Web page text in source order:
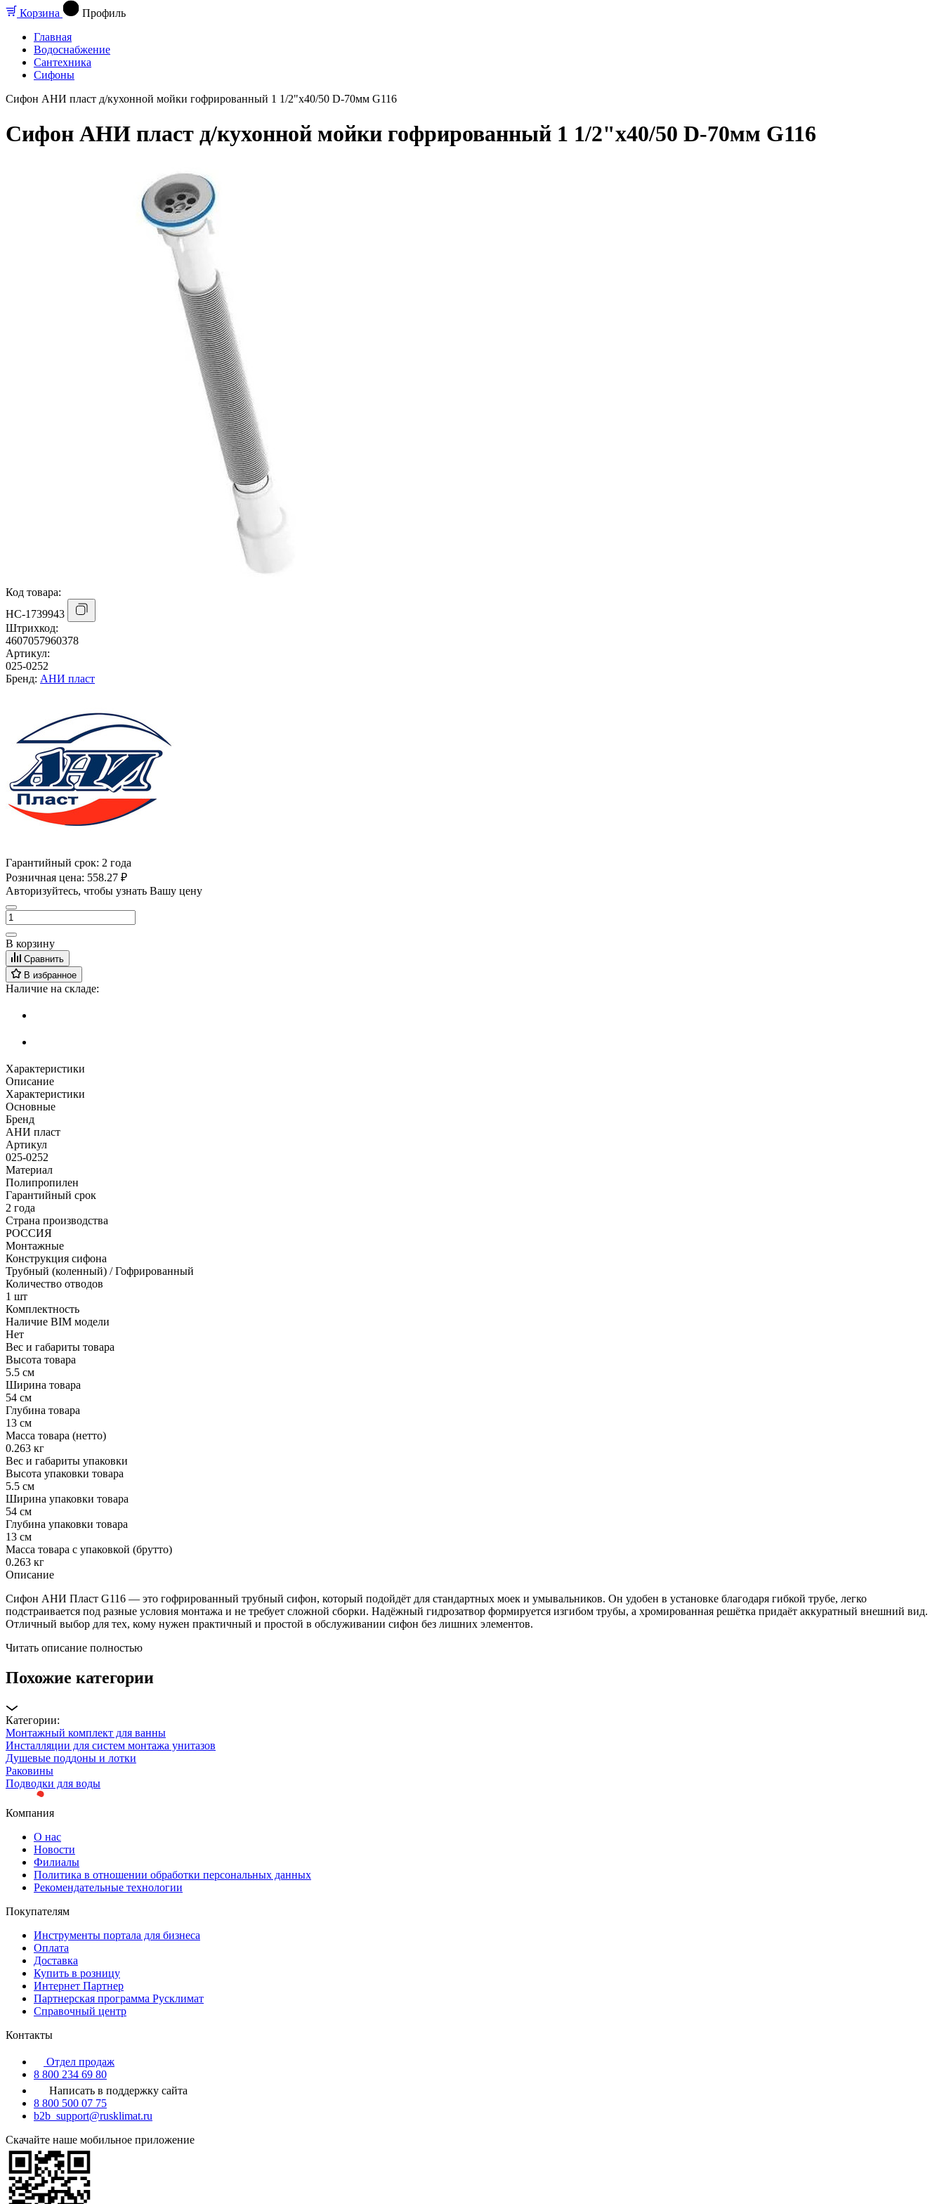
Корзина
Профиль
Главная
Водоснабжение
Сантехника
Сифоны
Сифон АНИ пласт д/кухонной мойки гофрированный 1 1/2"x40/50 D-70мм G116
Сифон АНИ пласт д/кухонной мойки гофрированный 1 1/2"x40/50 D-70мм G116
Код товара:
НС-1739943
Штрихкод:
4607057960378
Артикул:
025-0252
Бренд: АНИ пласт
Гарантийный срок: 2 года
Розничная цена: 558.27 ₽
Авторизуйтесь, чтобы узнать Вашу цену
В корзину
Сравнить
В избранное
Наличие на складе:
Характеристики
Описание
Характеристики
Основные
Бренд
АНИ пласт
Артикул
025-0252
Материал
Полипропилен
Гарантийный срок
2 года
Страна производства
РОССИЯ
Монтажные
Конструкция сифона
Трубный (коленный) / Гофрированный
Количество отводов
1 шт
Комплектность
Наличие BIM модели
Нет
Вес и габариты товара
Высота товара
5.5 см
Ширина товара
54 см
Глубина товара
13 см
Масса товара (нетто)
0.263 кг
Вес и габариты упаковки
Высота упаковки товара
5.5 см
Ширина упаковки товара
54 см
Глубина упаковки товара
13 см
Масса товара с упаковкой (брутто)
0.263 кг
Описание
Сифон АНИ Пласт G116 — это гофрированный трубный сифон, который подойдёт для стандартных моек и умывальников. Он удобен в установке благодаря гибкой трубе, легко
подстраивается под разные условия монтажа и не требует сложной сборки. Надёжный гидрозатвор формируется изгибом трубы, а хромированная решётка придаёт аккуратный внешний вид.
Отличный выбор для тех, кому нужен практичный и простой в обслуживании сифон без лишних элементов.
Читать описание полностью
Похожие категории
Категории:
Монтажный комплект для ванны
Инсталляции для систем монтажа унитазов
Душевые поддоны и лотки
Раковины
Подводки для воды
Компания
О нас
Новости
Филиалы
Политика в отношении обработки персональных данных
Рекомендательные технологии
Покупателям
Инструменты портала для бизнеса
Оплата
Доставка
Купить в розницу
Интернет Партнер
Партнерская программа Русклимат
Справочный центр
Контакты
Отдел продаж
8 800 234 69 80
Написать в поддержку сайта
8 800 500 07 75
b2b_support@rusklimat.ru
Скачайте наше мобильное приложение